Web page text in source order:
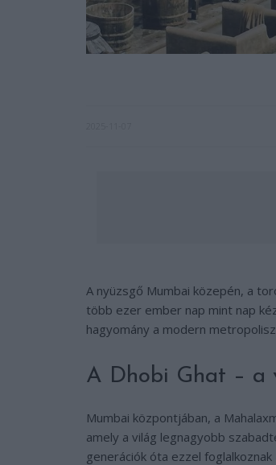
A nyüzsgő Mumbai közepén, a
több ezer ember nap mint nap
hagyomány a modern
A Dhobi Ghat – a
Mumbai központjában, a
amely a világ legnagyobb
generációk óta ezzel